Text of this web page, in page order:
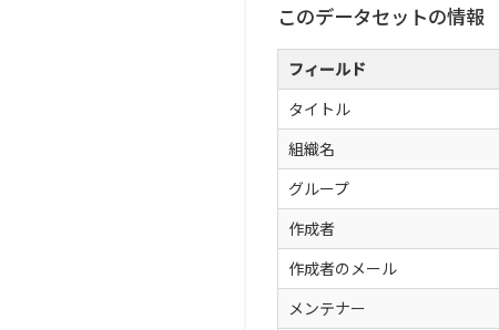
このデータセットの情報
フィールド
タイトル
組織名
グループ
作成者
作成者のメール
メンテナー